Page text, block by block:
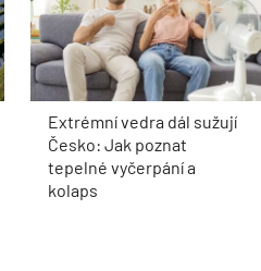
Extrémní vedra dál sužují
Česko: Jak poznat
tepelné vyčerpání a
kolaps